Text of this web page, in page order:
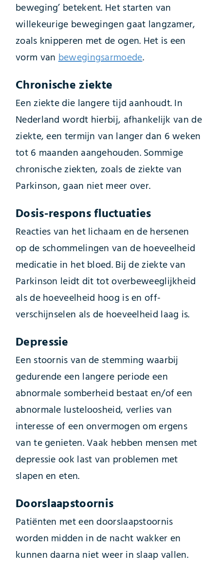
beweging’ betekent. Het starten van
willekeurige bewegingen gaat langzamer,
zoals knipperen met de ogen. Het is een
vorm vanbewegingsarmoede.
Chronische ziekte
Een ziekte die langere tijd aanhoudt. In
Nederland wordt hierbij, afhankelijk van de
ziekte, een termijn van langer dan 6 weken
tot 6 maanden aangehouden. Sommige
chronische ziekten, zoals de ziekte van
Parkinson, gaan niet meer over.
Dosis-respons fluctuaties
Reacties van het lichaam en de hersenen
op de schommelingen van de hoeveelheid
medicatie in het bloed. Bij de ziekte van
Parkinson leidt dit tot overbeweeglijkheid
als de hoeveelheid hoog is en off-
verschijnselen als de hoeveelheid laag is.
Depressie
Een stoornis van de stemming waarbij
gedurende een langere periode een
abnormale somberheid bestaat en/of een
abnormale lusteloosheid, verlies van
interesse of een onvermogen om ergens
van te genieten. Vaak hebben mensen met
depressie ook last van problemen met
slapen en eten.
Doorslaapstoornis
Patiënten met een doorslaapstoornis
worden midden in de nacht wakker en
kunnen daarna niet weer in slaap vallen.